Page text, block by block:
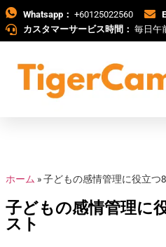
Whatsapp： +60125022560
カスタマーサービス時間： 毎日午
ホーム »子どもの感情管理に役立つ
子どもの感情管理に
スト